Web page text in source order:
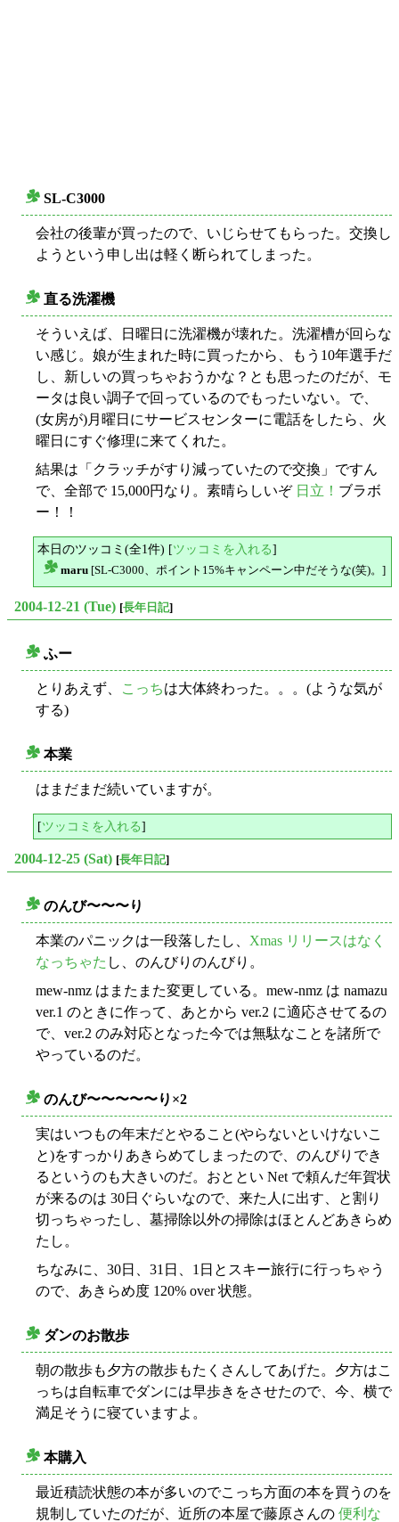
SL-C3000
会社の後輩が買ったので、いじらせてもらった。交換し
ようという申し出は軽く断られてしまった。
直る洗濯機
そういえば、日曜日に洗濯機が壊れた。洗濯槽が回らな
い感じ。娘が生まれた時に買ったから、もう10年選手だ
し、新しいの買っちゃおうかな？とも思ったのだが、モ
ータは良い調子で回っているのでもったいない。で、
(女房が)月曜日にサービスセンターに電話をしたら、火
曜日にすぐ修理に来てくれた。
結果は「クラッチがすり減っていたので交換」ですん
で、全部で 15,000円なり。素晴らしいぞ 日立！ ブラボ
ー！！
本日のツッコミ(全1件) [ツッコミを入れる]
maru [SL-C3000、ポイント15%キャンペーン中だそうな(笑)。]
2004-12-21 (Tue) [長年日記]
ふー
とりあえず、 こっちは大体終わった。。。(ような気が
する)
本業
はまだまだ続いていますが。
[ツッコミを入れる]
2004-12-25 (Sat) [長年日記]
のんび〜〜〜り
本業のパニックは一段落したし、 Xmas リリースはなく
なっちゃた し、のんびりのんびり。
mew-nmz はまたまた変更している。mew-nmz は namazu
ver.1 のときに作って、あとから ver.2 に適応させてるの
で、ver.2 のみ対応となった今では無駄なことを諸所で
やっているのだ。
のんび〜〜〜〜〜り×2
実はいつもの年末だとやること(やらないといけないこ
と)をすっかりあきらめてしまったので、のんびりでき
るというのも大きいのだ。おととい Net で頼んだ年賀状
が来るのは 30日ぐらいなので、来た人に出す、と割り
切っちゃったし、墓掃除以外の掃除はほとんどあきらめ
たし。
ちなみに、30日、31日、1日とスキー旅行に行っちゃう
ので、あきらめ度 120% over 状態。
ダンのお散歩
朝の散歩も夕方の散歩もたくさんしてあげた。夕方はこ
っちは自転車でダンには早歩きをさせたので、今、横で
満足そうに寝ていますよ。
本購入
最近積読状態の本が多いのでこっち方面の本を買うのを
規制していたのだが、近所の本屋で藤原さんの 便利な